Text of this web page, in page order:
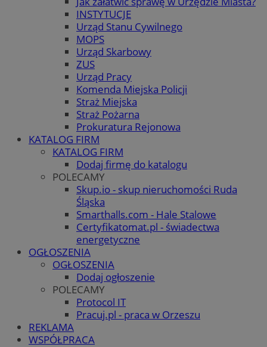
INSTYTUCJE
Urząd Stanu Cywilnego
MOPS
Urząd Skarbowy
ZUS
Urząd Pracy
Komenda Miejska Policji
Straż Miejska
Straż Pożarna
Prokuratura Rejonowa
KATALOG FIRM
KATALOG FIRM
Dodaj firmę do katalogu
POLECAMY
Skup.io - skup nieruchomości Ruda
Śląska
Smarthalls.com - Hale Stalowe
Certyfikatomat.pl - świadectwa
energetyczne
OGŁOSZENIA
OGŁOSZENIA
Dodaj ogłoszenie
POLECAMY
Protocol IT
Pracuj.pl - praca w Orzeszu
REKLAMA
WSPÓŁPRACA